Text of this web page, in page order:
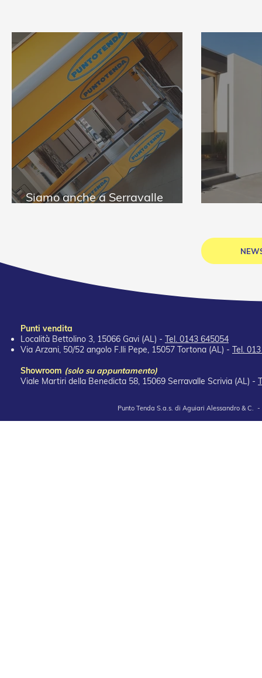
Siamo anche a Serravalle
Punti vendita
Località Bettolino 3, 15066 Gavi (AL) - Tel. 0143 645054
Via Arzani, 50/52 angolo F.lli Pepe, 15057 Tortona (AL) - Tel.
Showroom (solo su appuntamento)
Viale Martiri della Benedicta 58, 15069 Serravalle Scrivia (AL) -
Punto Tenda S.a.s. di Aguiari Alessandro & C. -